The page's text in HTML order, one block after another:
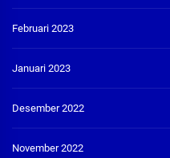
Februari 2023
Januari 2023
Desember 2022
November 2022